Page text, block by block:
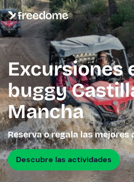
Excursiones
buggy
Mancha
Reserva o regala las mejores
Descubre las actividades